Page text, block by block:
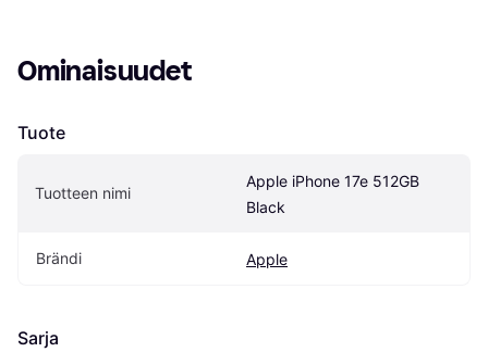
Ominaisuudet
Tuote
Tuotteen nimi
Apple iPhone 17e 512GB
Black
Brändi Apple
Sarja